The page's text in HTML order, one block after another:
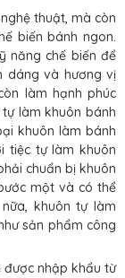
thuật, mà còn
biến bánh ngon.
năng chế biến để
dáng và hương vị
làm hạnh phúc
làm khuôn bánh
khuôn làm bánh
tiệc tự làm khuôn
chuẩn bị khuôn
một và có thể
khuôn tự làm
sản phẩm công
được nhập khẩu từ